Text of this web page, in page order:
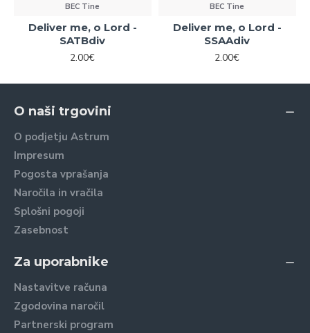
BEC Tine
Deliver me, o Lord -
SATBdiv
2.00€
BEC Tine
Deliver me, o Lord -
SSAAdiv
2.00€
O naši trgovini
O podjetju Astrum
Impresum
Pogosta vprašanja
Naročila in vračila
Splošni pogoji
Zasebnost
Za uporabnike
Nastavitve računa
Zgodovina naročil
Partnerski program